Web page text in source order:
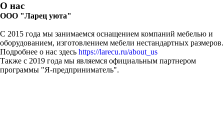
О нас
ООО "Ларец уюта"
С 2015 года мы занимаемся оснащением компаний мебелью и
оборудованием, изготовлением мебели нестандартных размеров.
Подробнее о нас здесь https://larecu.ru/about_us
Также с 2019 года мы являемся официальным партнером
программы "Я-предприниматель".